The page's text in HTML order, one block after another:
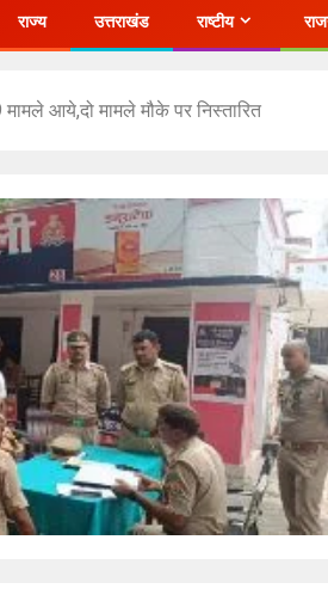
राज्य उत्तराखंड राष्टीय
आये,दो मामले मौके पर निस्तारित